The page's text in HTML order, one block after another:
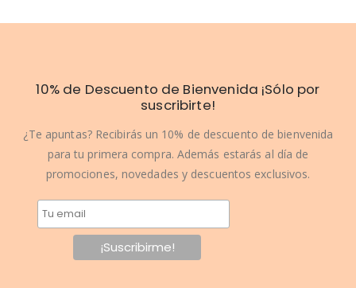
10% de Descuento de Bienvenida ¡Sólo por
suscribirte!
¿Te apuntas? Recibirás un 10% de descuento de bienvenida
para tu primera compra. Además estarás al día de
promociones, novedades y descuentos exclusivos.